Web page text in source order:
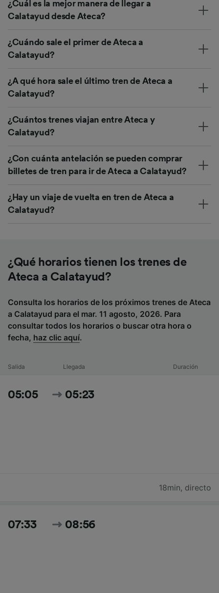
¿Cuál es la mejor manera de llegar a
Calatayud desde Ateca?
¿Cuándo sale el primer de Ateca a
Calatayud?
¿A qué hora sale el último tren de Ateca a
Calatayud?
¿Cuántos trenes viajan entre Ateca y
Calatayud?
¿Con cuánta antelación se pueden comprar
billetes de tren para ir de Ateca a Calatayud?
¿Hay un viaje de vuelta en tren de Ateca a
Calatayud?
¿Qué horarios tienen los trenes de
Ateca a Calatayud?
Consulta los horarios de los próximos trenes de Ateca
a Calatayud para el mar. 11 agosto, 2026. Para
consultar todos los horarios o buscar otra hora o
fecha, haz clic aquí.
Salida Llegada Duración
05:05 05:23
18min, directo
07:33 08:56